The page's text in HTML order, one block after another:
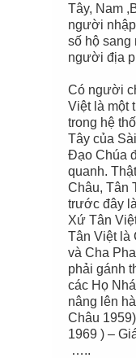
Tây, Nam
người
số hộ
người địa
Có người
Việt là một
trong hệ
Tây của
Đạo Chúa
quanh.
Châu, Tân
trước đây
Xứ Tân
Tân Việt là
và Cha
phải gánh
các Họ
nâng lên
Châu
1969 ) –
…..